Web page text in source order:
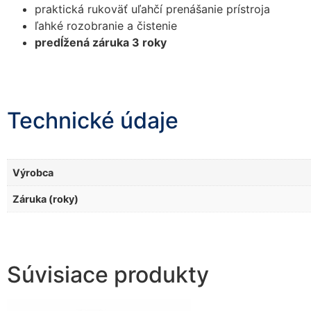
praktická rukoväť uľahčí prenášanie prístroja
ľahké rozobranie a čistenie
predĺžená záruka 3 roky
Technické údaje
Výrobca
Záruka (roky)
Súvisiace produkty